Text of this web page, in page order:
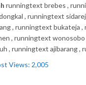
runningtext brebes ,
, runningtext
, runningtext bukateja
, runningtext
, runningtext ajibarang ,
Views: 2,005